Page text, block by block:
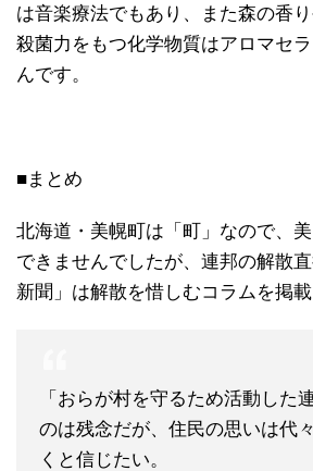
は音楽療法でもあり、また森の香
殺菌力をもつ化学物質はアロマセ
んです。
■まとめ
北海道・美幌町は「町」なので、
できませんでしたが、連邦の解散
新聞」は解散を惜しむコラムを掲載
「おらが村を守るため活動した
のは残念だが、住民の思いは代
くと信じたい。